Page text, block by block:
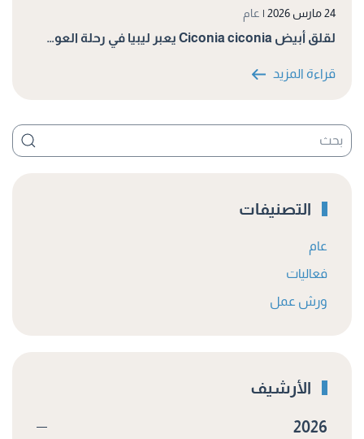
24 مارس 2026 | عام
لقلق أبيض Ciconia ciconia يعبر ليبيا في رحلة العو…
قراءة المزيد
التصنيفات
عام
فعاليات
ورش عمل
الأرشيف
2026